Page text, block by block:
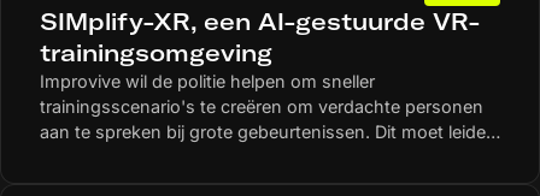
SIMplify-XR, een AI-gestuurde VR-
trainingsomgeving
Improvive wil de politie helpen om sneller
trainingsscenario's te creëren om verdachte personen
aan te spreken bij grote gebeurtenissen. Dit moet leiden
worden 3D-omgevingen en scenario’s door specialisten